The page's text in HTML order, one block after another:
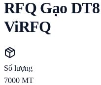
RFQ Gạo
ViRFQ
Số lượng
7000 MT